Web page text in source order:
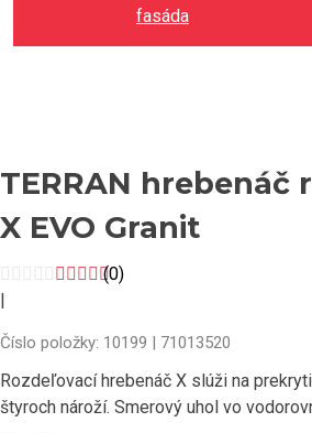
fasáda
TERRAN hrebenáč
X EVO Granit
(0)
|
Číslo položky: 10199 | 71013520
Rozdeľovací hrebenáč X slúži na
štyroch nároží. Smerový uhol vo